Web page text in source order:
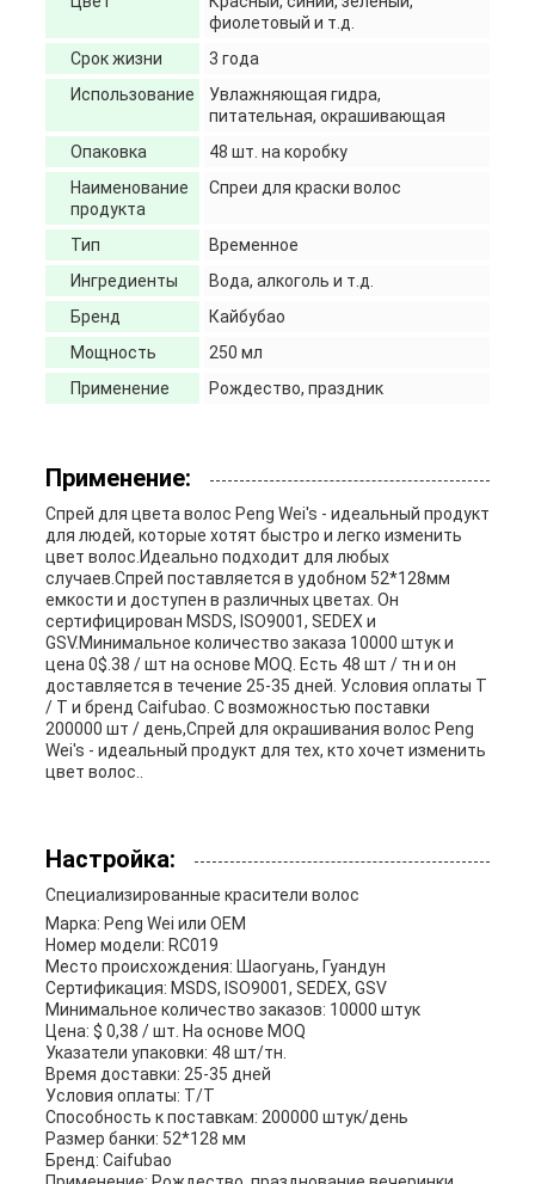
фиолетовый и т.д.
Срок жизни
3 года
Использование
Увлажняющая гидра,
питательная, окрашивающая
Опаковка
48 шт. на коробку
Наименование
продукта
Спреи для краски волос
Тип
Временное
Ингредиенты
Вода, алкоголь и т.д.
Бренд
Кайбубао
Мощность
250 мл
Применение
Рождество, праздник
Применение:
Спрей для цвета волос Peng Wei's - идеальный продукт
для людей, которые хотят быстро и легко изменить
цвет волос.Идеально подходит для любых
случаев.Спрей поставляется в удобном 52*128мм
емкости и доступен в различных цветах. Он
сертифицирован MSDS, ISO9001, SEDEX и
GSV.Минимальное количество заказа 10000 штук и
цена 0$.38 / шт на основе MOQ. Есть 48 шт / тн и он
доставляется в течение 25-35 дней. Условия оплаты T
/ T и бренд Caifubao. С возможностью поставки
200000 шт / день,Спрей для окрашивания волос Peng
Wei's - идеальный продукт для тех, кто хочет изменить
цвет волос..
Настройка:
Специализированные красители волос
Марка: Peng Wei или OEM
Номер модели: RC019
Место происхождения: Шаогуань, Гуандун
Сертификация: MSDS, ISO9001, SEDEX, GSV
Минимальное количество заказов: 10000 штук
Цена: $ 0,38 / шт. На основе MOQ
Указатели упаковки: 48 шт/тн.
Время доставки: 25-35 дней
Условия оплаты: T/T
Способность к поставкам: 200000 штук/день
Размер банки: 52*128 мм
Бренд: Caifubao